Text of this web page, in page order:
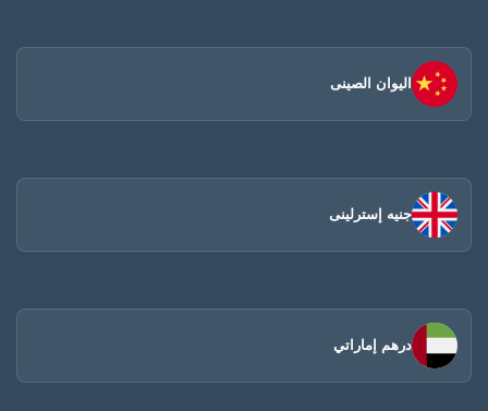
اليوان الصينى​
جنيه إسترلينى
درهم إماراتي